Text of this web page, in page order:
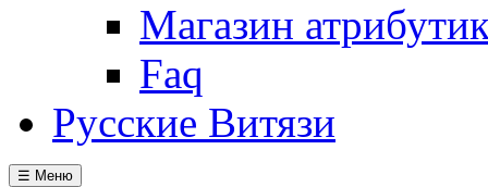
Магазин
Faq
Русские Витязи
☰ Меню